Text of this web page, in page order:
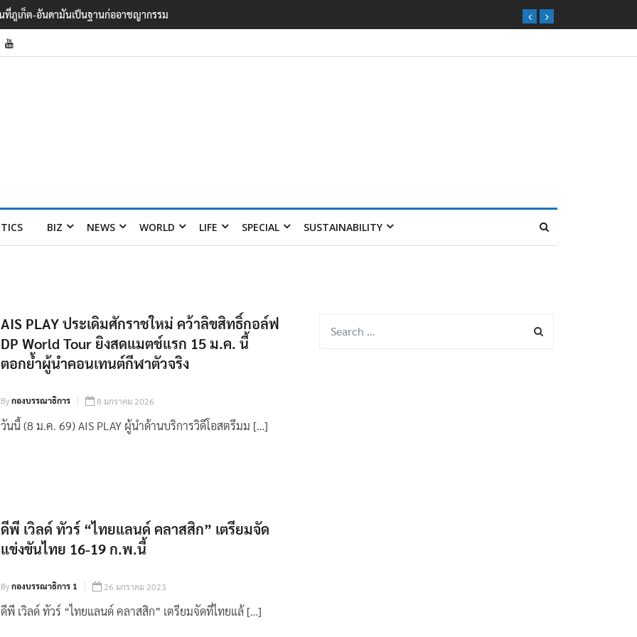
ที่ภูเก็ต-อันดามันเป็นฐานก่ออาชญากรรม
BIZ NEWS WORLD LIFE SPECIAL SUSTAINABILITY
AIS PLAY ประเดิมศักราชใหม่ คว้าลิขสิทธิ์กอล์ฟ
DP World Tour ยิงสดแมตช์แรก 15 ม.ค. นี้
ตอกย้ำผู้นำคอนเทนต์กีฬาตัวจริง
Byกองบรรณาธิการ 8 มกราคม 2026
วันนี้ (8 ม.ค. 69) AIS PLAY ผู้นำด้านบริการวิดีโอสตรีมม […]
ดีพี เวิลด์ ทัวร์ “ไทยแลนด์ คลาสสิก” เตรียมจัด
แข่งขันไทย 16-19 ก.พ.นี้
Byกองบรรณาธิการ 1 26 มกราคม 2023
ดีพี เวิลด์ ทัวร์ “ไทยแลนด์ คลาสสิก” เตรียมจัดที่ไทยแล้ […]